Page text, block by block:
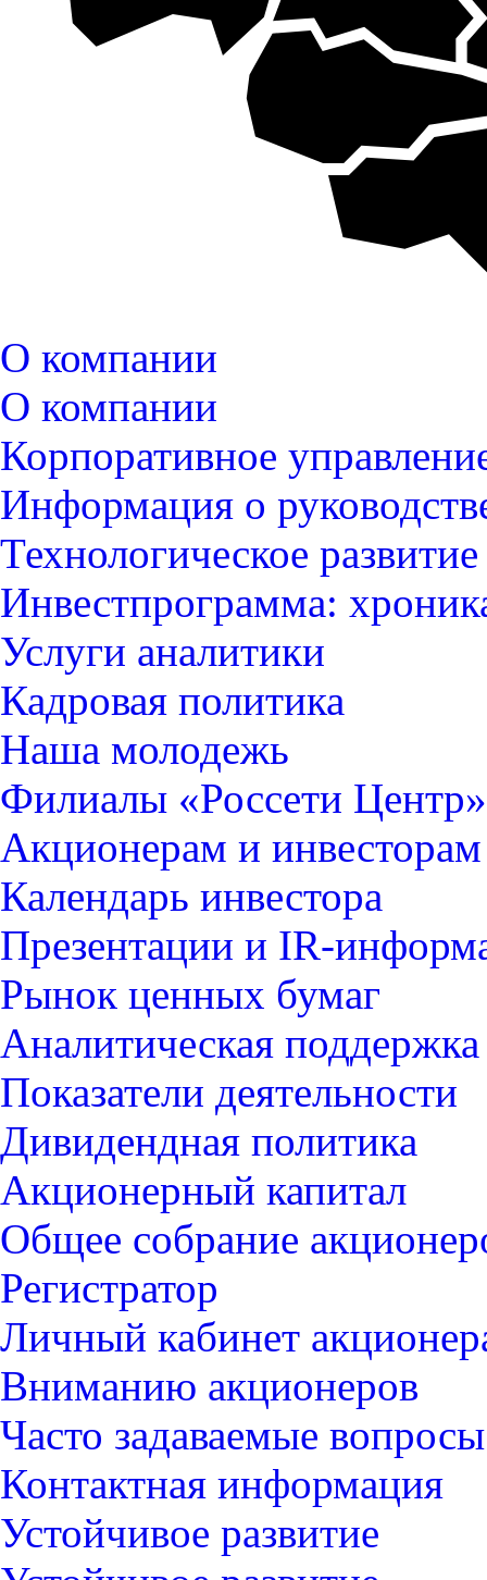
О компании
О компании
Корпоративное
Информация о
Технологическое
Инвестпрограмма:
Услуги аналитики
Кадровая политика
Наша молодежь
Филиалы «Россети Центр»
Акционерам и инвесторам
Календарь инвестора
Презентации и IR-
Рынок ценных бумаг
Аналитическая поддержка
Показатели деятельности
Дивидендная политика
Акционерный капитал
Общее собрание
Регистратор
Личный кабинет
Вниманию акционеров
Часто задаваемые вопросы
Контактная информация
Устойчивое развитие